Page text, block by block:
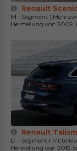
Renault
M - Segment (
Herstellung von 2009.
Renault
D - Segment (
Herstellung von 2015.